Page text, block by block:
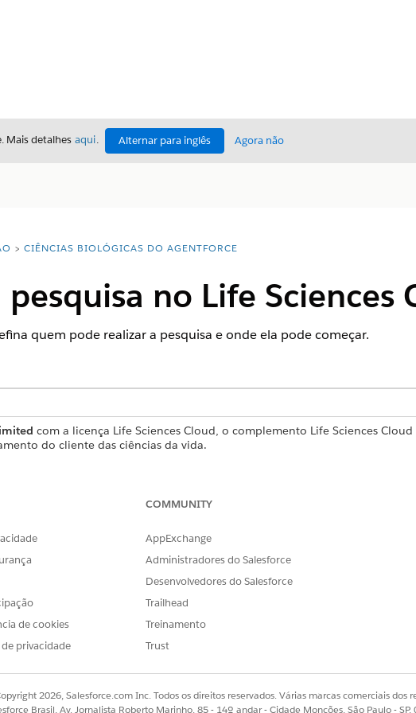
Mais detalhes aqui. Alternar para inglês Agora não
CIÊNCIAS BIOLÓGICAS DO AGENTFORCE
no Life Sciences
quem pode realizar a pesquisa e onde ela pode começar.
com a licença Life Sciences Cloud, o complemento Life Sciences
do cliente das ciências da vida.
modo de tela cheia, abra-o em uma nova guia:
de cookies
privacidade
COMMUNITY
AppExchange
Administradores do Salesforce
Desenvolvedores do Salesforce
Trailhead
Treinamento
Trust
2026, Salesforce.com Inc. Todos os direitos reservados. Várias marcas comerciais dos
Brasil, Av. Jornalista Roberto Marinho, 85 - 14º andar - Cidade Monções, São Paulo - SP,